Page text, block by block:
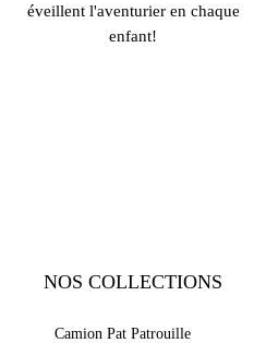
éveillent l'aventurier en chaque
enfant!
NOS COLLECTIONS
Camion Pat Patrouille